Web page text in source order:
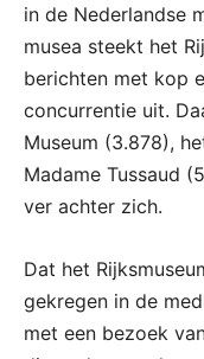
in de Nederlandse
musea steekt het
berichten met kop
concurrentie uit.
Museum (3.878),
Madame Tussaud
ver achter zich.
Dat het
gekregen in de
met een bezoek